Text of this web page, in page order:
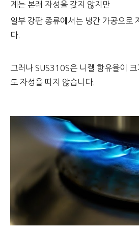
계는 본래 자성을 갖지 않지만
일부 강판 종류에서는 냉간 가공으로
다.
그러나 SUS310S은 니켈 함유율이 크
도 자성을 띠지 않습니다.